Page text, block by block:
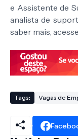
e Assistente de
analista de
saber mais,
Tags: Vagas de